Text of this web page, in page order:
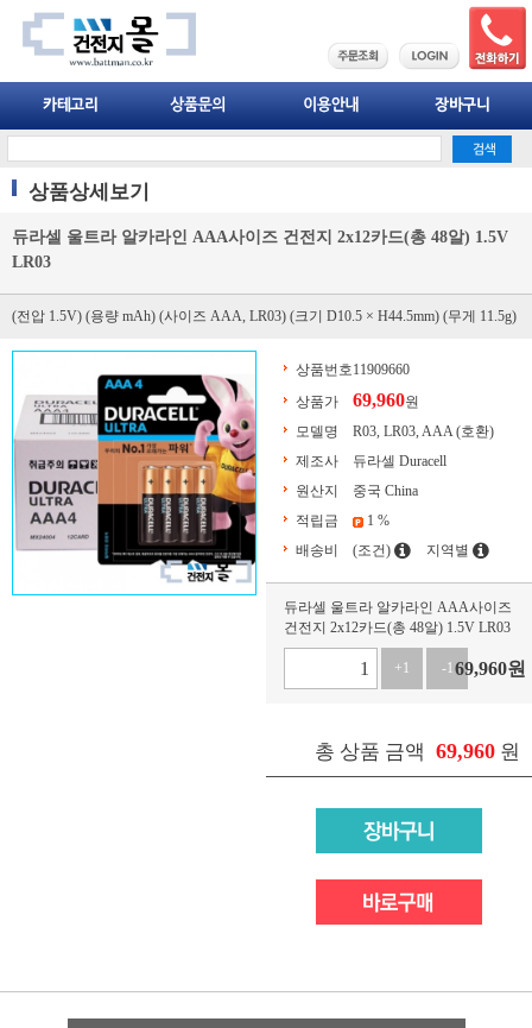
상품상세보기
듀라셀 울트라 알카라인 AAA사이즈 건전지 2x12카드(총 48알) 1.5V
LR03
(전압 1.5V) (용량 mAh) (사이즈 AAA, LR03) (크기 D10.5 × H44.5mm) (무게 11.5g)
상품번호11909660
상품가
69,960원
모델명
R03, LR03, AAA (호환)
제조사
듀라셀 Duracell
원산지
중국 China
적립금
1 %
배송비
(조건) 지역별
듀라셀 울트라 알카라인 AAA사이즈
건전지 2x12카드(총 48알) 1.5V LR03
+1 -169,960원
총 상품 금액 69,960 원